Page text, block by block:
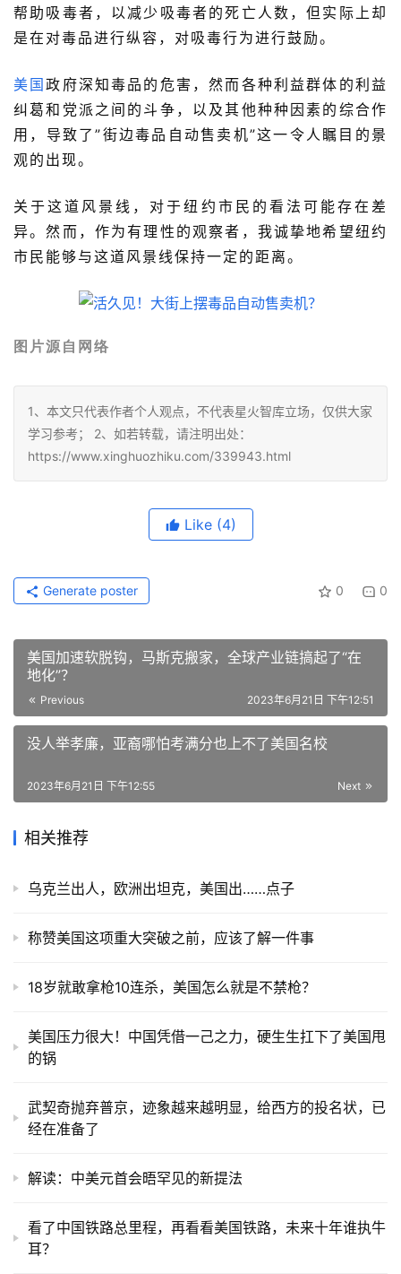
帮助吸毒者，以减少吸毒者的死亡人数，但实际上却
是在对毒品进行纵容，对吸毒行为进行鼓励。
美国政府深知毒品的危害，然而各种利益群体的利益
纠葛和党派之间的斗争，以及其他种种因素的综合作
用，导致了”街边毒品自动售卖机”这一令人瞩目的景
观的出现。
关于这道风景线，对于纽约市民的看法可能存在差
异。然而，作为有理性的观察者，我诚挚地希望纽约
市民能够与这道风景线保持一定的距离。
图片源自网络
1、本文只代表作者个人观点，不代表星火智库立场，仅供大家
学习参考； 2、如若转载，请注明出处：
https://www.xinghuozhiku.com/339943.html
Like (4)
0 0
Generate poster
美国加速软脱钩，马斯克搬家，全球产业链搞起了“在
地化”？
Previous 2023年6月21日 下午12:51
没人举孝廉，亚裔哪怕考满分也上不了美国名校
Next
2023年6月21日 下午12:55
相关推荐
乌克兰出人，欧洲出坦克，美国出……点子
称赞美国这项重大突破之前，应该了解一件事
18岁就敢拿枪10连杀，美国怎么就是不禁枪？
美国压力很大！中国凭借一己之力，硬生生扛下了美国甩
的锅
武契奇抛弃普京，迹象越来越明显，给西方的投名状，已
经在准备了
解读：中美元首会晤罕见的新提法
看了中国铁路总里程，再看看美国铁路，未来十年谁执牛
耳？